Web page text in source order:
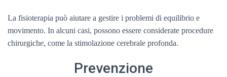
La fisioterapia può aiutare a gestire i problemi di equilibrio e
movimento. In alcuni casi, possono essere considerate procedure
chirurgiche, come la stimolazione cerebrale profonda.
Prevenzione